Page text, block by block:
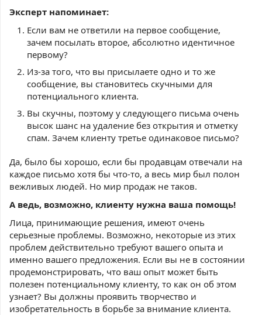
Эксперт напоминает:
Если вам не ответили на первое сообщение,
зачем посылать второе, абсолютно идентичное
первому?
Из-за того, что вы присылаете одно и то же
сообщение, вы становитесь скучными для
потенциального клиента.
Вы скучны, поэтому у следующего письма очень
высок шанс на удаление без открытия и отметку
спам. Зачем клиенту третье одинаковое письмо?
Да, было бы хорошо, если бы продавцам отвечали на
каждое письмо хотя бы что-то, а весь мир был полон
вежливых людей. Но мир продаж не таков.
А ведь, возможно, клиенту нужна ваша помощь!
Лица, принимающие решения, имеют очень
серьезные проблемы. Возможно, некоторые из этих
проблем действительно требуют вашего опыта и
именно вашего предложения. Если вы не в состоянии
продемонстрировать, что ваш опыт может быть
полезен потенциальному клиенту, то как он об этом
узнает? Вы должны проявить творчество и
изобретательность в борьбе за внимание клиента.